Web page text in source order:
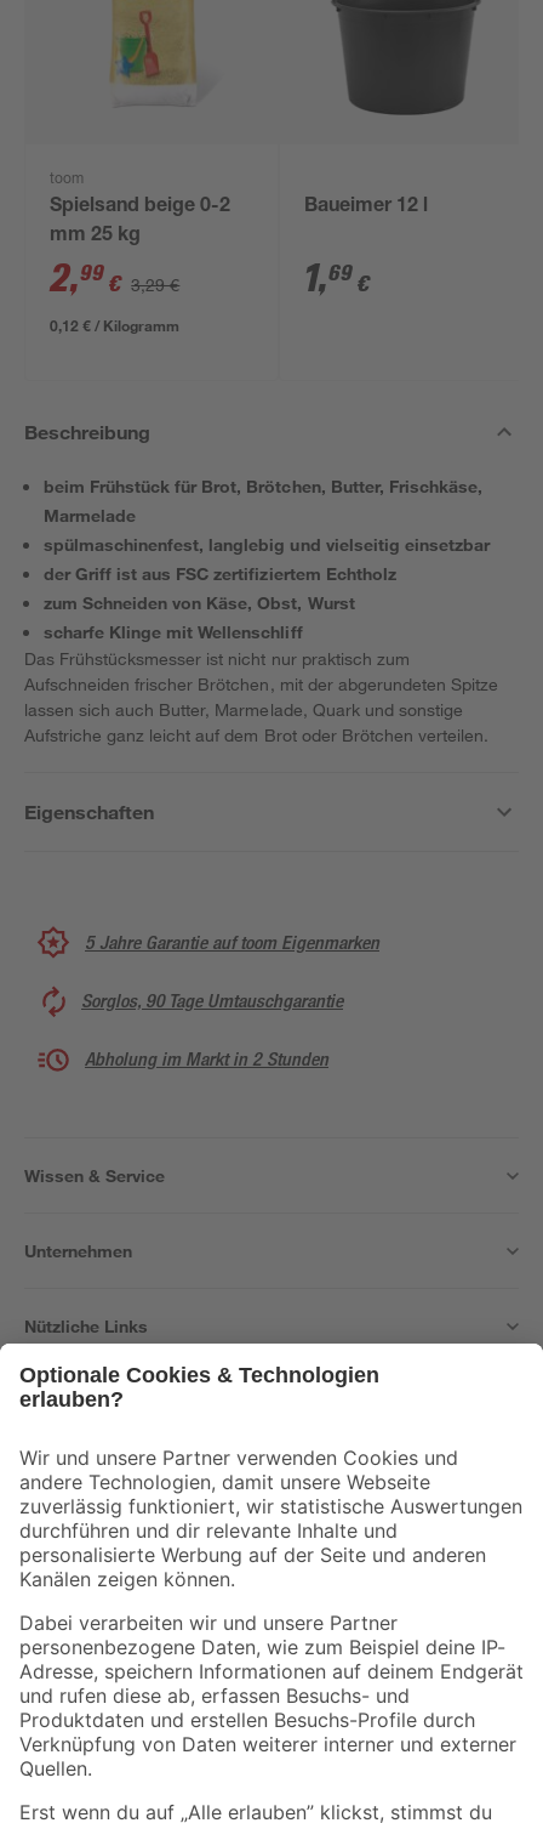
toom
Spielsand beige 0-2
mm 25 kg
2,99 € 3,29 €
0,12 € / Kilogramm
Baueimer 12 l
1,69 €
Beschreibung
beim Frühstück für Brot, Brötchen, Butter, Frischkäse,
Marmelade
spülmaschinenfest, langlebig und vielseitig einsetzbar
der Griff ist aus FSC zertifiziertem Echtholz
zum Schneiden von Käse, Obst, Wurst
scharfe Klinge mit Wellenschliff
Das Frühstücksmesser ist nicht nur praktisch zum
Aufschneiden frischer Brötchen, mit der abgerundeten Spitze
lassen sich auch Butter, Marmelade, Quark und sonstige
Aufstriche ganz leicht auf dem Brot oder Brötchen verteilen.
Eigenschaften
5 Jahre Garantie auf toom Eigenmarken
Sorglos, 90 Tage Umtauschgarantie
Abholung im Markt in 2 Stunden
Wissen & Service
Unternehmen
Nützliche Links
Der toom Newsletter: Keine Angebote und Aktionen mehr verpassen!
Zur Newsletter Anmeldung
Folge uns
Zahlungsarten Versandarten
Sicher einkaufen